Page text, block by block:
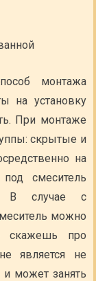
монтажа
на установку
При монтаже
скрытые и
на
смеситель
В случае с
можно
скажешь про
является не
и может занять